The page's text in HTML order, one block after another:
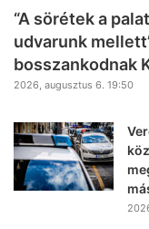
“A sörétek a
udvarunk
bosszankodnak
2026, augusztus 6. 19:50